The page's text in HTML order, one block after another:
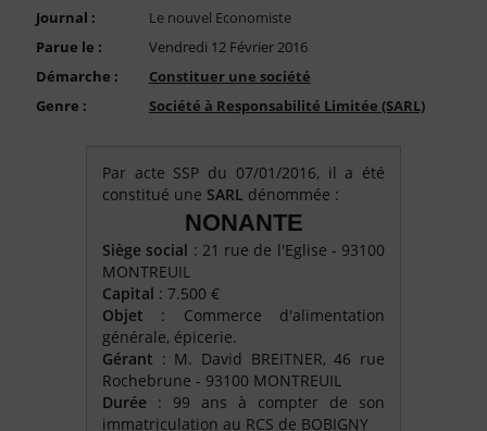
Journal :
Le nouvel Economiste
Parue le :
Vendredi 12 Février 2016
Démarche :
Constituer une société
Genre :
Société à Responsabilité Limitée (SARL)
Par acte SSP du 07/01/2016, il a été
constitué une SARL dénommée :
NONANTE
Siège social : 21 rue de l'Eglise - 93100
MONTREUIL
Capital : 7.500 €
Objet : Commerce d'alimentation
générale, épicerie.
Gérant : M. David BREITNER, 46 rue
Rochebrune - 93100 MONTREUIL
Durée : 99 ans à compter de son
immatriculation au RCS de BOBIGNY